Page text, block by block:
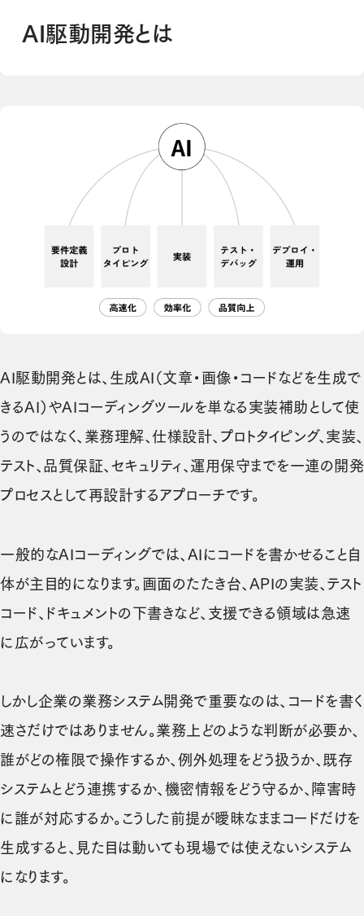
AI駆動開発とは
AI駆動開発とは、生成AI（文章・画像・コードなどを生成で
きるAI）やAIコーディングツールを単なる実装補助として使
うのではなく、業務理解、仕様設計、プロトタイピング、実装、
テスト、品質保証、セキュリティ、運用保守までを一連の開発
プロセスとして再設計するアプローチです。
一般的なAIコーディングでは、AIにコードを書かせること自
体が主目的になります。画面のたたき台、APIの実装、テスト
コード、ドキュメントの下書きなど、支援できる領域は急速
に広がっています。
しかし企業の業務システム開発で重要なのは、コードを書く
速さだけではありません。業務上どのような判断が必要か、
誰がどの権限で操作するか、例外処理をどう扱うか、既存
システムとどう連携するか、機密情報をどう守るか、障害時
に誰が対応するか。こうした前提が曖昧なままコードだけを
生成すると、見た目は動いても現場では使えないシステム
になります。